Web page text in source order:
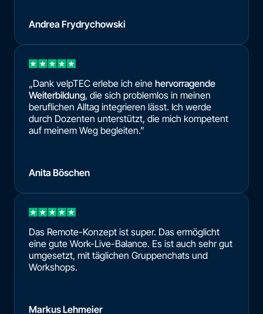
Andrea Frydrychowski
„Dank velpTEC erlebe ich eine hervorragende
Weiterbildung, die sich problemlos in meinen
beruflichen Alltag integrieren lässt. Ich werde
durch Dozenten unterstützt, die mich kompetent
auf meinem Weg begleiten.”
Anita Böschen
Das Remote-Konzept ist super. Das ermöglicht
eine gute Work-Live-Balance. Es ist auch sehr gut
umgesetzt, mit täglichen Gruppenchats und
Workshops.
Markus Lehmeier